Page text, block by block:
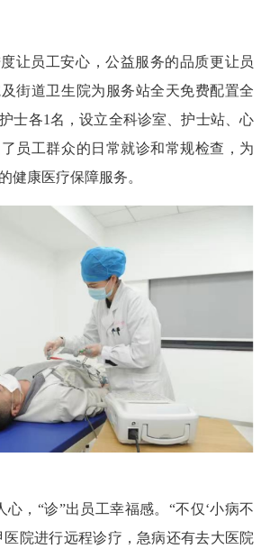
让员工安心，公益服务的品质更让员
街道卫生院为服务站全天免费配置全
士各1名，设立全科诊室、护士站、心
员工群众的日常就诊和常规检查，为
健康医疗保障服务。
心，“诊”出员工幸福感。“不仅‘小病不
医院进行远程诊疗，急病还有去大医院